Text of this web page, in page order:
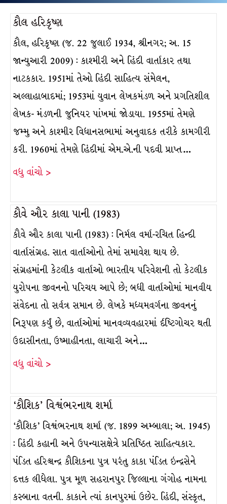
કૌલ હરિકૃષ્ણ
કૌલ, હરિકૃષ્ણ (જ. 22 જુલાઈ 1934, શ્રીનગર; અ. 15
જાન્યુઆરી 2009) : કાશ્મીરી અને હિંદી વાર્તાકાર તથા
નાટકકાર. 1951માં તેઓ હિંદી સાહિત્ય સંમેલન,
અલ્લાહાબાદમાં; 1953માં યુવાન લેખકમંડળ અને પ્રગતિશીલ
લેખક- મંડળની જુનિયર પાંખમાં જોડાયા. 1955માં તેમણે
જમ્મુ અને કાશ્મીર વિધાનસભામાં અનુવાદક તરીકે કામગીરી
કરી. 1960માં તેમણે હિંદીમાં એમ.એ.ની પદવી પ્રાપ્ત…
વધુ વાંચો >
કૌવે ઔર કાલા પાની (1983)
કૌવે ઔર કાલા પાની (1983) : નિર્મલ વર્મા-રચિત હિન્દી
વાર્તાસંગ્રહ. સાત વાર્તાઓનો તેમાં સમાવેશ થાય છે.
સંગ્રહમાંની કેટલીક વાર્તાઓ ભારતીય પરિવેશની તો કેટલીક
યુરોપના જીવનનો પરિચય આપે છે; બધી વાર્તાઓમાં માનવીય
સંવેદના તો સર્વત્ર સમાન છે. લેખકે મધ્યમવર્ગના જીવનનું
નિરૂપણ કર્યું છે, વાર્તાઓમાં માનવવ્યવહારમાં ર્દષ્ટિગોચર થતી
ઉદાસીનતા, ઉષ્માહીનતા, લાચારી અને…
વધુ વાંચો >
‘કૌશિક’ વિશ્વંભરનાથ શર્મા
‘કૌશિક’ વિશ્વંભરનાથ શર્મા (જ. 1899 અમ્બાલા; અ. 1945)
: હિંદી કહાની અને ઉપન્યાસક્ષેત્રે પ્રતિષ્ઠિત સાહિત્યકાર.
પંડિત હરિશ્ચન્દ્ર કૌશિકના પુત્ર પરંતુ કાકા પંડિત ઇન્દ્રસેને
દત્તક લીધેલા. પુત્ર મૂળ સહરાનપુર જિલ્લાના ગંગોહ નામના
કસ્બાના વતની. કાકાને ત્યાં કાનપુરમાં ઉછેર. હિંદી, સંસ્કૃત,